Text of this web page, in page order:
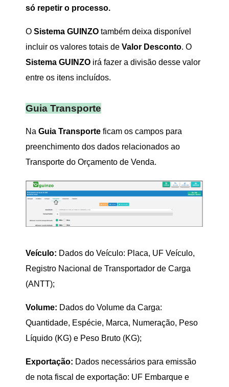
só repetir o processo.
O Sistema GUINZO também deixa disponível
incluir os valores totais de Valor Desconto. O
Sistema GUINZO irá fazer a divisão desse valor
entre os itens incluídos.
Guia Transporte
Na Guia Transporte ficam os campos para
preenchimento dos dados relacionados ao
Transporte do Orçamento de Venda.
Veículo: Dados do Veículo: Placa, UF Veículo,
Registro Nacional de Transportador de Carga
(ANTT);
Volume: Dados do Volume da Carga:
Quantidade, Espécie, Marca, Numeração, Peso
Líquido (KG) e Peso Bruto (KG);
Exportação: Dados necessários para emissão
de nota fiscal de exportação: UF Embarque e